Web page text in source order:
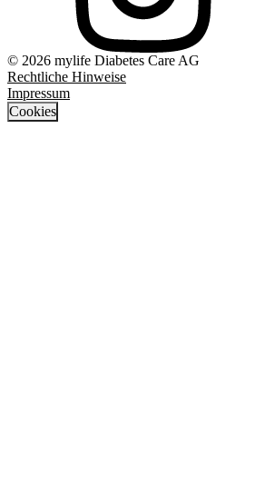
© 2026 mylife Diabetes Care AG
Rechtliche Hinweise
Impressum
Cookies